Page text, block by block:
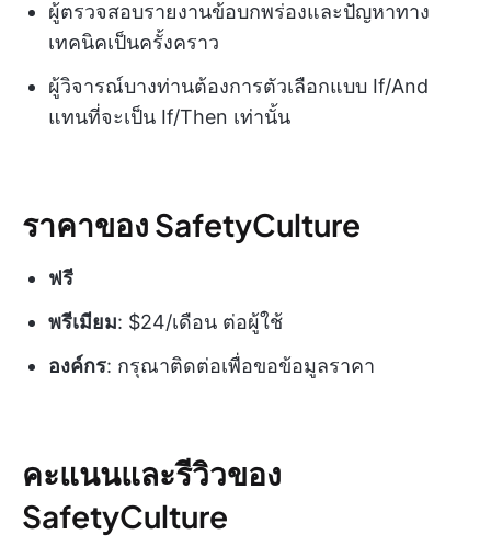
ผู้ตรวจสอบรายงานข้อบกพร่องและปัญหาทาง
เทคนิคเป็นครั้งคราว
ผู้วิจารณ์บางท่านต้องการตัวเลือกแบบ If/And
แทนที่จะเป็น If/Then เท่านั้น
ราคาของ SafetyCulture
ฟรี
พรีเมียม: $24/เดือน ต่อผู้ใช้
องค์กร: กรุณาติดต่อเพื่อขอข้อมูลราคา
คะแนนและรีวิวของ
SafetyCulture